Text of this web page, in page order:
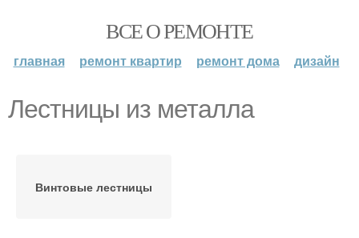
ВСЕ О РЕМОНТЕ
главная ремонт квартир ремонт дома дизайн
Лестницы из металла
Винтовые лестницы